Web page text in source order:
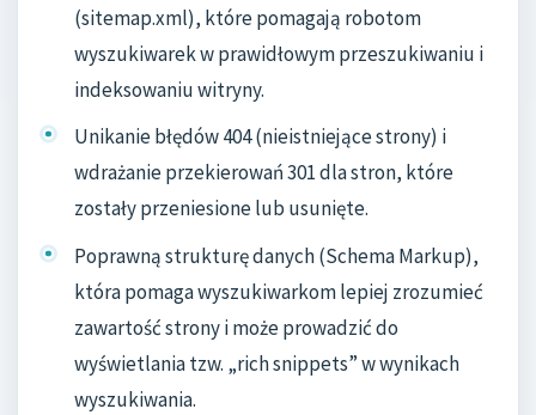
(sitemap.xml), które pomagają robotom
wyszukiwarek w prawidłowym przeszukiwaniu i
indeksowaniu witryny.
Unikanie błędów 404 (nieistniejące strony) i
wdrażanie przekierowań 301 dla stron, które
zostały przeniesione lub usunięte.
Poprawną strukturę danych (Schema Markup),
która pomaga wyszukiwarkom lepiej zrozumieć
zawartość strony i może prowadzić do
wyświetlania tzw. „rich snippets” w wynikach
wyszukiwania.